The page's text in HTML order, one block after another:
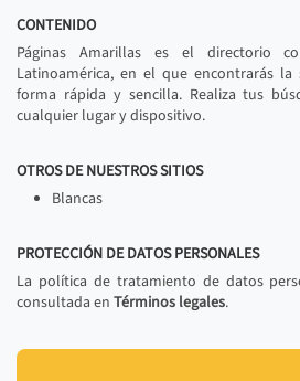
CONTENIDO
Páginas Amarillas es el directorio
Latinoamérica, en el que encontrarás
forma rápida y sencilla. Realiza tus
cualquier lugar y dispositivo.
OTROS DE NUESTROS SITIOS
Blancas
PROTECCIÓN DE DATOS PERSONALES
La política de tratamiento de datos
consultada en Términos legales.